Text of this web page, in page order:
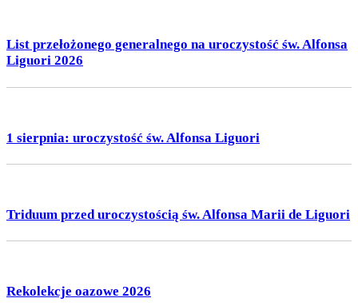
List przełożonego generalnego na uroczystość św. Alfonsa
Liguori 2026
1 sierpnia: uroczystość św. Alfonsa Liguori
Triduum przed uroczystością św. Alfonsa Marii de Liguori
Rekolekcje oazowe 2026